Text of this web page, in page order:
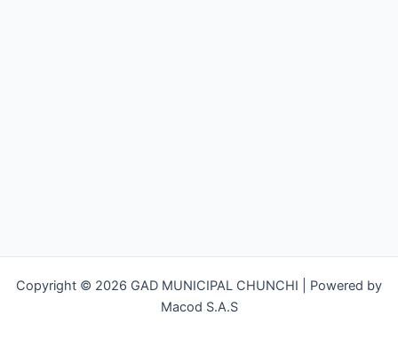
Copyright © 2026 GAD MUNICIPAL CHUNCHI | Powered by
Macod S.A.S